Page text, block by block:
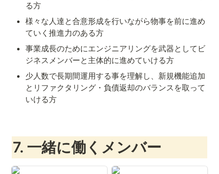
る方
様々な人達と合意形成を行いながら物事を前に進め
ていく推進力のある方
事業成長のためにエンジニアリングを武器としてビ
ジネスメンバーと主体的に進めていける方
少人数で長期間運用する事を理解し、新規機能追加
とリファクタリング・負債返却のバランスを取って
いける方
7. 一緒に働くメンバー
Takahiro Oishi Ryota Sasabe